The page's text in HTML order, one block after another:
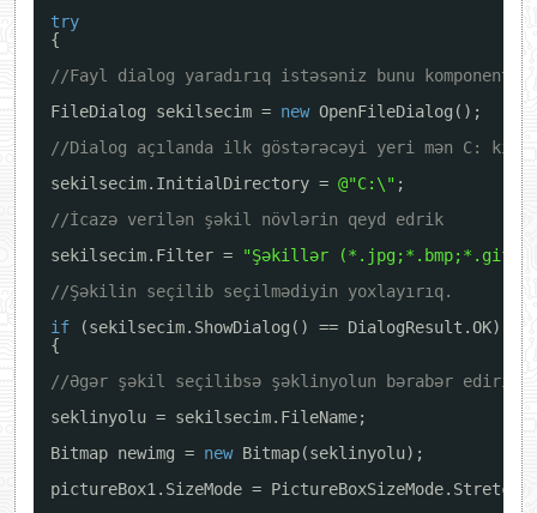
try
{
//Fayl dialog yaradırıq istəsəniz bunu komponent
FileDialog sekilsecim = new OpenFileDialog();
//Dialog açılanda ilk göstərəcəyi yeri mən C: kimi
sekilsecim.InitialDirectory = @"C:\" ;
//İcazə verilən şəkil növlərin qeyd edrik
sekilsecim.Filter =
"Şəkillər
//Şəkilin seçilib seçilmədiyin yoxlayırıq.
if
(sekilsecim.ShowDialog() == DialogResult.OK)
{
//Əgər şəkil seçilibsə şəklinyolun bərabər edirik
seklinyolu = sekilsecim.FileName;
Bitmap newimg = new Bitmap(seklinyolu);
pictureBox1.SizeMode =